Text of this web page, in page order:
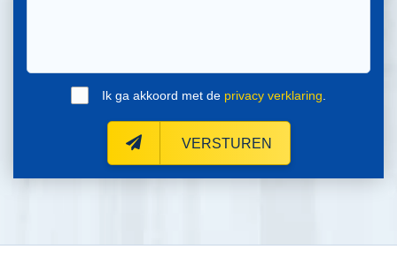
Ik ga akkoord met de privacy verklaring
VERSTUREN